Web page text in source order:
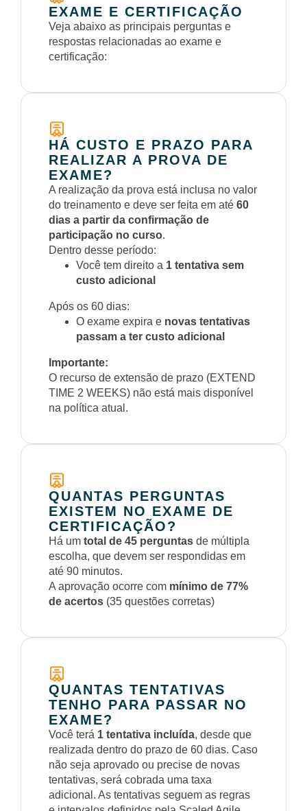
EXAME E CERTIFICAÇÃO
Veja abaixo as principais perguntas e
respostas relacionadas ao exame e
certificação:
HÁ CUSTO E PRAZO PARA
REALIZAR A PROVA DE
EXAME?
A realização da prova está inclusa no valor
do treinamento e deve ser feita em até 60
dias a partir da confirmação de
participação no curso.
Dentro desse período:
Você tem direito a 1 tentativa sem
custo adicional
Após os 60 dias:
O exame expira e novas tentativas
passam a ter custo adicional
Importante:
O recurso de extensão de prazo (EXTEND
TIME 2 WEEKS) não está mais disponível
na política atual.
QUANTAS PERGUNTAS
EXISTEM NO EXAME DE
CERTIFICAÇÃO?
Há um total de 45 perguntas de múltipla
escolha, que devem ser respondidas em
até 90 minutos.
A aprovação ocorre com mínimo de 77%
de acertos (35 questões corretas)
QUANTAS TENTATIVAS
TENHO PARA PASSAR NO
EXAME?
Você terá 1 tentativa incluída, desde que
realizada dentro do prazo de 60 dias. Caso
não seja aprovado ou precise de novas
tentativas, será cobrada uma taxa
adicional. As tentativas seguem as regras